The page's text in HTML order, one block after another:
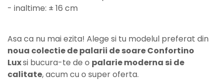
- inaltime: ± 16 cm
Asa ca nu mai ezita! Alege si tu modelul preferat din
noua colectie de palarii de soare Confortino
Luxsi bucura-te de o palarie moderna si de
calitate, acum cu o super oferta.